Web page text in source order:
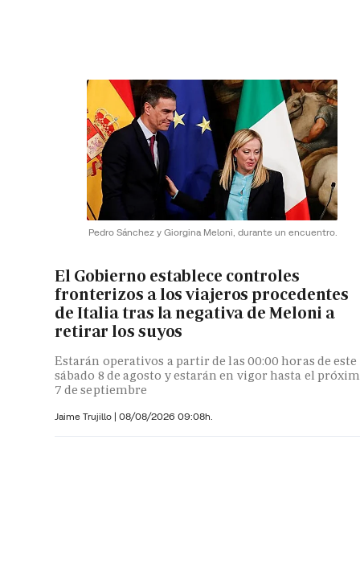
Pedro Sánchez y Giorgina Meloni, durante un encuentro.
El Gobierno establece controles
fronterizos a los viajeros procedentes
de Italia tras la negativa de Meloni a
retirar los suyos
Estarán operativos a partir de las 00:00 horas de este
sábado 8 de agosto y estarán en vigor hasta el
7 de septiembre
Jaime Trujillo | 08/08/2026 09:08h.